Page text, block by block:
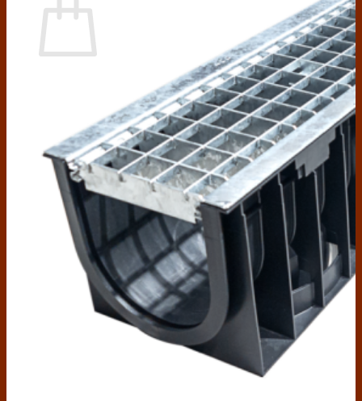
Chưa có sản phẩm trong giỏ hàng.